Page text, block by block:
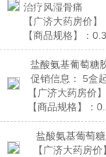
治疗风湿骨痛
【广济大药房价】
【商品规格】：
盐酸氨基葡萄糖
促销信息：
5盒
【广济大药房价】
【商品规格】：
盐酸氨基葡萄
【广济大药房价